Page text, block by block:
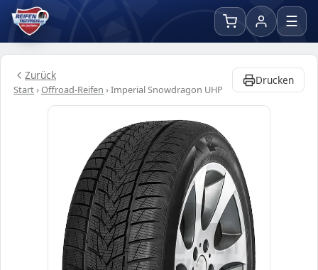
☰
Zurück
Start›Offroad-Reifen ›Imperial Snowdragon UHP
Drucken